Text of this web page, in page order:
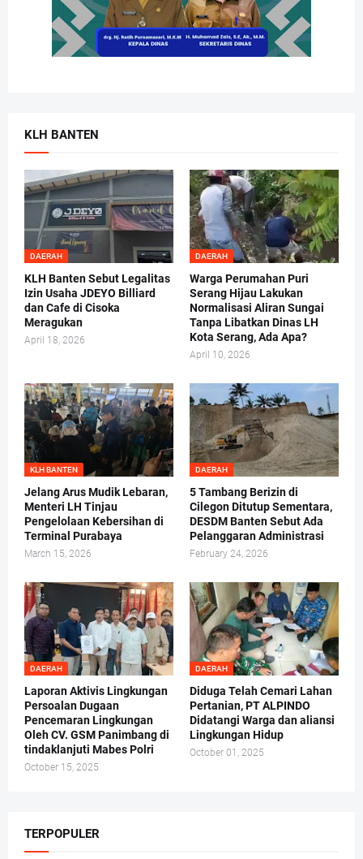
KLH BANTEN
DAERAH
KLH Banten Sebut Legalitas
Izin Usaha JDEYO Billiard
dan Cafe di Cisoka
Meragukan
April 18, 2026
DAERAH
Warga Perumahan Puri
Serang Hijau Lakukan
Normalisasi Aliran Sungai
Tanpa Libatkan Dinas LH
Kota Serang, Ada Apa?
April 10, 2026
KLH BANTEN
Jelang Arus Mudik Lebaran,
Menteri LH Tinjau
Pengelolaan Kebersihan di
Terminal Purabaya
March 15, 2026
DAERAH
5 Tambang Berizin di
Cilegon Ditutup Sementara,
DESDM Banten Sebut Ada
Pelanggaran Administrasi
February 24, 2026
DAERAH
Laporan Aktivis Lingkungan
Persoalan Dugaan
Pencemaran Lingkungan
Oleh CV. GSM Panimbang di
tindaklanjuti Mabes Polri
October 15, 2025
DAERAH
Diduga Telah Cemari Lahan
Pertanian, PT ALPINDO
Didatangi Warga dan aliansi
Lingkungan Hidup
October 01, 2025
TERPOPULER